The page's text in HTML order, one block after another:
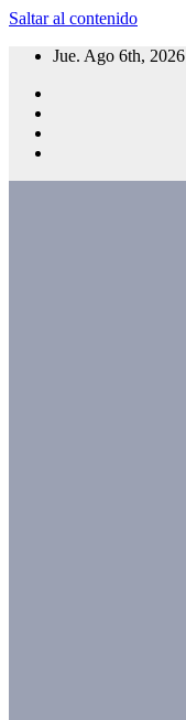
Saltar al contenido
Jue. Ago 6th, 2026